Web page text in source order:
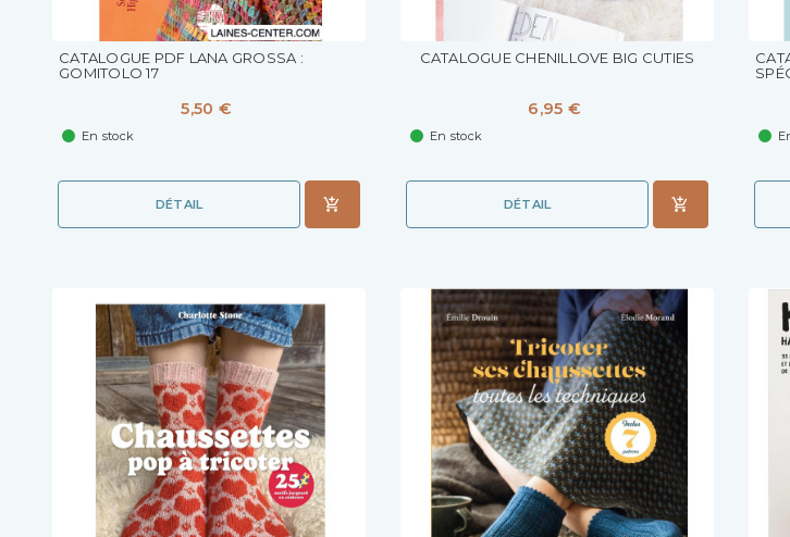
CATALOGUE PDF LANA GROSSA :
GOMITOLO 17
5,50 €
En stock
DÉTAIL
CATALOGUE CHENILLOVE BIG CUTIES
6,95 €
En stock
DÉTAIL